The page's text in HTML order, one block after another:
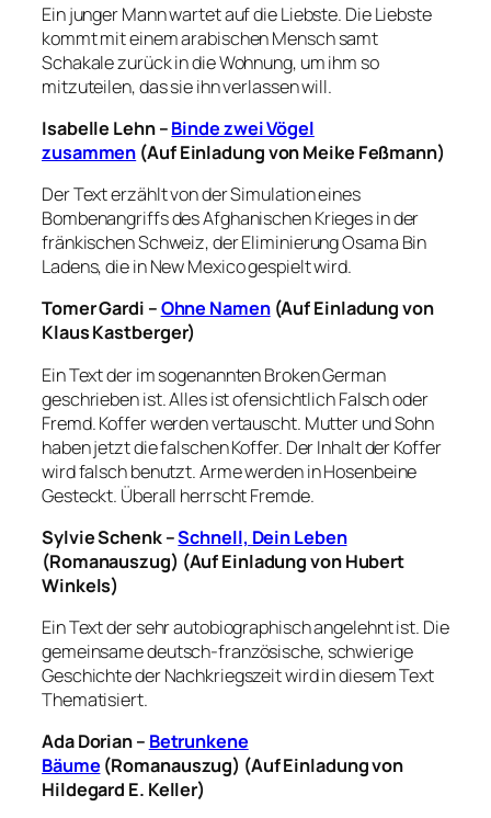
Ein junger Mann wartet auf die Liebste. Die Liebste
kommt mit einem arabischen Mensch samt
Schakale zurück in die Wohnung, um ihm so
mitzuteilen, das sie ihn verlassen will.
Isabelle Lehn –Binde zwei Vögel
zusammen (Auf Einladung von Meike Feßmann)
Der Text erzählt von der Simulation eines
Bombenangriffs des Afghanischen Krieges in der
fränkischen Schweiz, der Eliminierung Osama Bin
Ladens, die in New Mexico gespielt wird.
Tomer Gardi –Ohne Namen(Auf Einladung von
Klaus Kastberger)
Ein Text der im sogenannten Broken German
geschrieben ist. Alles ist ofensichtlich Falsch oder
Fremd. Koffer werden vertauscht. Mutter und Sohn
haben jetzt die falschen Koffer. Der Inhalt der Koffer
wird falsch benutzt. Arme werden in Hosenbeine
Gesteckt. Überall herrscht Fremde.
Sylvie Schenk –Schnell, Dein Leben
(Romanauszug) (Auf Einladung von Hubert
Winkels)
Ein Text der sehr autobiographisch angelehnt ist. Die
gemeinsame deutsch-französische, schwierige
Geschichte der Nachkriegszeit wird in diesem Text
Thematisiert.
Ada Dorian – Betrunkene
Bäume (Romanauszug) (Auf Einladung von
Hildegard E. Keller)